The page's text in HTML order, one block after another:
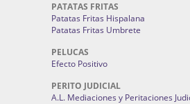
PATATAS FRITAS
Patatas Fritas Hispalana
Patatas Fritas Umbrete
PELUCAS
Efecto Positivo
PERITO JUDICIAL
A.L. Mediaciones y Peritaciones